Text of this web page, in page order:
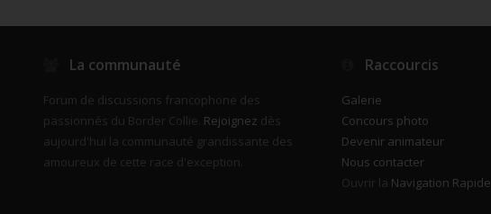
La communauté
Forum de discussions francophone des
passionnés du Border Collie. Rejoignez dès
aujourd'hui la communauté grandissante des
amoureux de cette race d'exception.
Raccourcis
Galerie
Concours photo
Devenir animateur
Nous contacter
Ouvrir la Navigation Rapide